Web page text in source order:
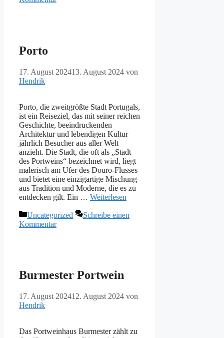
Porto
17. August 202413. August 2024 von
Hendrik
Porto, die zweitgrößte Stadt Portugals,
ist ein Reiseziel, das mit seiner reichen
Geschichte, beeindruckenden
Architektur und lebendigen Kultur
jährlich Besucher aus aller Welt
anzieht. Die Stadt, die oft als „Stadt
des Portweins“ bezeichnet wird, liegt
malerisch am Ufer des Douro-Flusses
und bietet eine einzigartige Mischung
aus Tradition und Moderne, die es zu
entdecken gilt. Ein … Weiterlesen
Kategorien
Uncategorized
Schreibe einen
Kommentar
Burmester Portwein
17. August 202412. August 2024 von
Hendrik
Das Portweinhaus Burmester zählt zu